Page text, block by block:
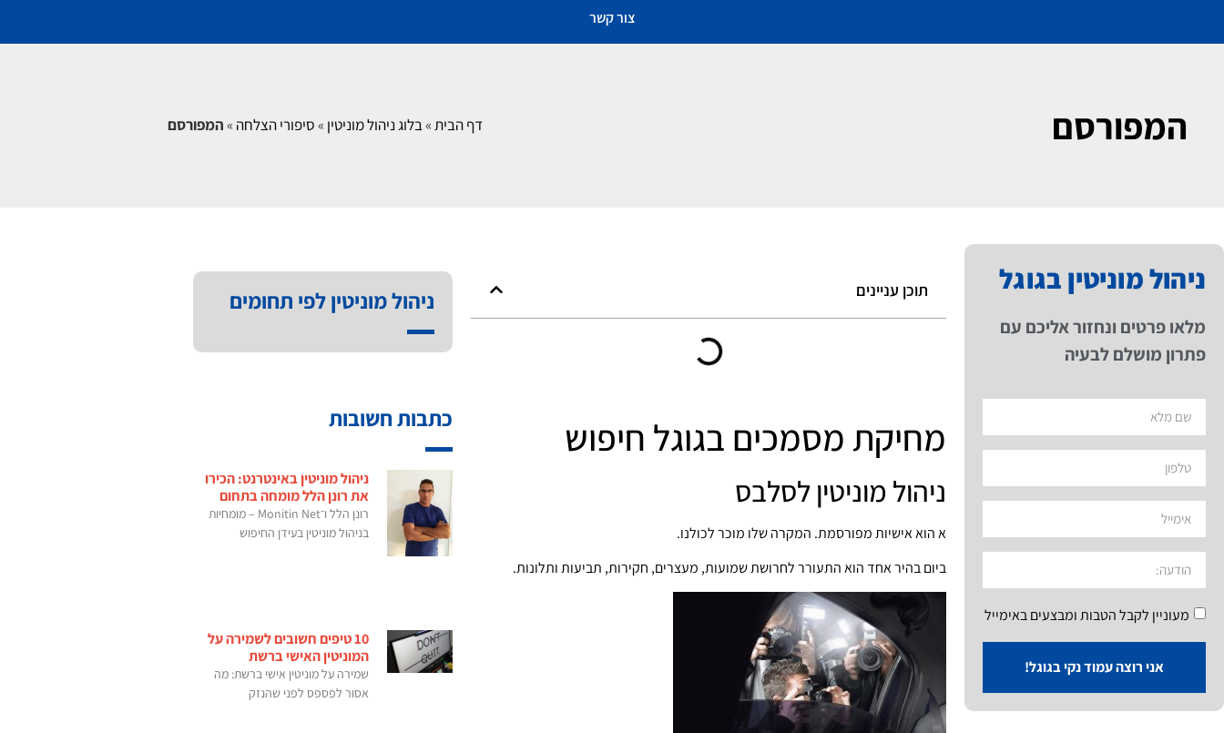
צור קשר
המפורסם דף הבית»בלוג ניהול מוניטין »סיפורי הצלחה »המפורסם
ניהול מוניטין בגוגל
מלאו פרטים ונחזור אליכם עם
פתרון מושלם לבעיה
מעוניין לקבל הטבות ומבצעים באימייל
אני רוצה עמוד נקי בגוגל!
תוכן עניינים
מחיקת מסמכים בגוגל חיפוש
ניהול מוניטין לסלבס
א הוא אישיות מפורסמת. המקרה שלו מוכר לכולנו.
ביום בהיר אחד הוא התעורר לחרושת שמועות, מעצרים, חקירות, תביעות ותלונות.
ניהול מוניטין לפי תחומים
כתבות חשובות
ניהול מוניטין באינטרנט: הכירו
את רונן הלל מומחה בתחום
רונן הלל ו־Monitin Net – מומחיות
בניהול מוניטין בעידן החיפוש
10 טיפים חשובים לשמירה על
המוניטין האישי ברשת
שמירה על מוניטין אישי ברשת: מה
אסור לפספס לפני שהנזק